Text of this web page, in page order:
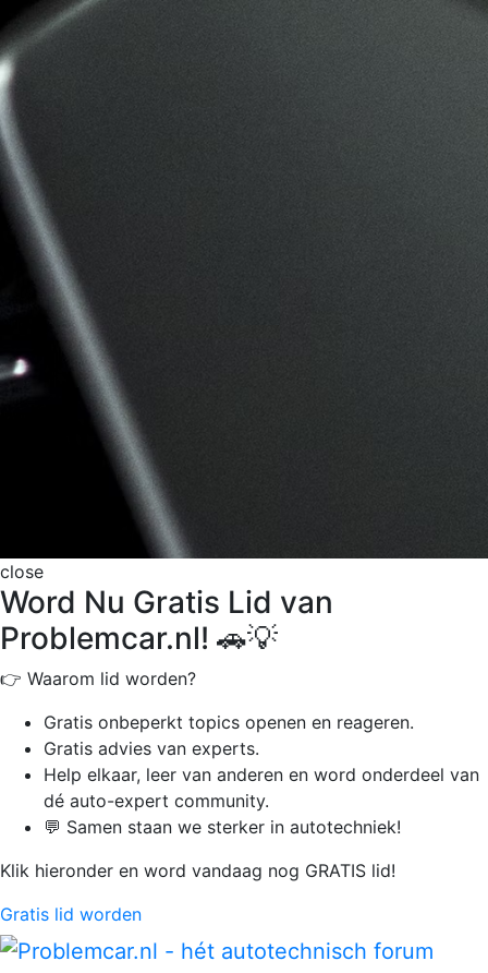
close
Word Nu Gratis Lid van
Problemcar.nl! 🚗💡
👉 Waarom lid worden?
Gratis onbeperkt topics openen en reageren.
Gratis advies van experts.
Help elkaar, leer van anderen en word onderdeel van
dé auto-expert community.
💬 Samen staan we sterker in autotechniek!
Klik hieronder en word vandaag nog GRATIS lid!
Gratis lid worden